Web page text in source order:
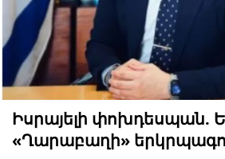
Իսրայելի փոխդեսպան.
«Ղարաբաղի»